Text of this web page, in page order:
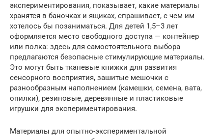
экспериментирования, показывает, какие материалы
хранятся в баночках и ящиках, спрашивает, с чем им
хотелось бы позаниматься. Для детей 1,5–3 лет
оформляется место свободного доступа — контейнер
или полка: здесь для самостоятельного выбора
предлагаются безопасные стимулирующие материалы.
Это могут быть тканевые книжки для развития
сенсорного восприятия, зашитые мешочки с
разнообразным наполнением (камешки, семена, вата,
опилки), резиновые, деревянные и пластиковые
игрушки для экспериментирования.
Материалы для опытно-экспериментальной